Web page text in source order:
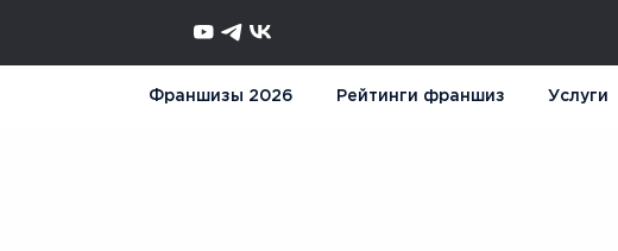
Франшизы 2026 Рейтинги франшиз Услуги